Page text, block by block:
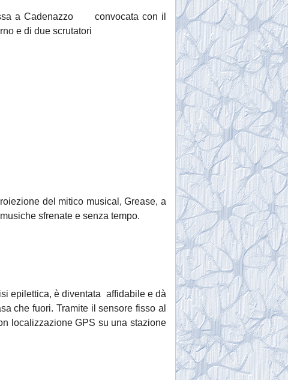
a Cadenazzo convocata con il
e di due scrutatori
del mitico musical, Grease, a
sfrenate e senza tempo.
epilettica, è diventata affidabile e dà
che fuori. Tramite il sensore fisso al
localizzazione GPS su una stazione